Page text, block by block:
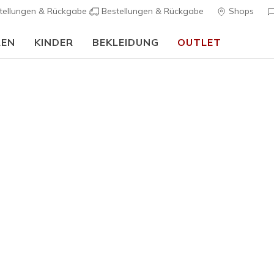
& Rückgabe Bestellungen & Rückgabe Shops
KINDER BEKLEIDUNG OUTLET